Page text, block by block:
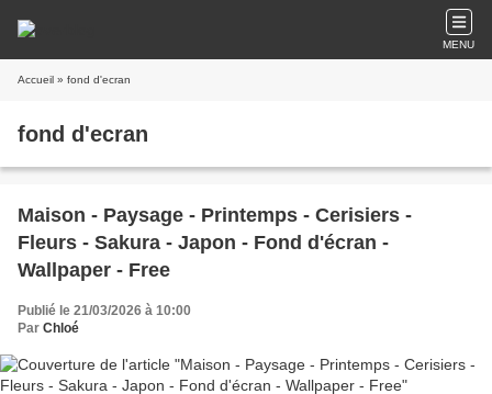
MENU
Accueil » fond d'ecran
fond d'ecran
Maison - Paysage - Printemps - Cerisiers -
Fleurs - Sakura - Japon - Fond d'écran -
Wallpaper - Free
Publié le 21/03/2026 à 10:00
Par Chloé